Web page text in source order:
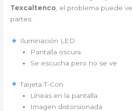
Texcaltenco, el problema puede
partes:
Iluminación LED
Pantalla oscura
Se escucha pero no se ve
Tarjeta T-Con
Líneas en la pantalla
Imagen distorsionada